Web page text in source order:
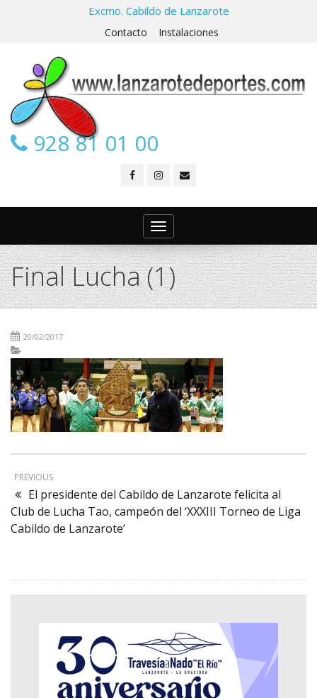
Excmo. Cabildo de Lanzarote
Contacto Instalaciones
928 81 01 00
Toggle
navigation
Final Lucha (1)
20/02/2017
PREVIOUS
El presidente del Cabildo de Lanzarote felicita al
Club de Lucha Tao, campeón del ‘XXXIII Torneo de Liga
Cabildo de Lanzarote’